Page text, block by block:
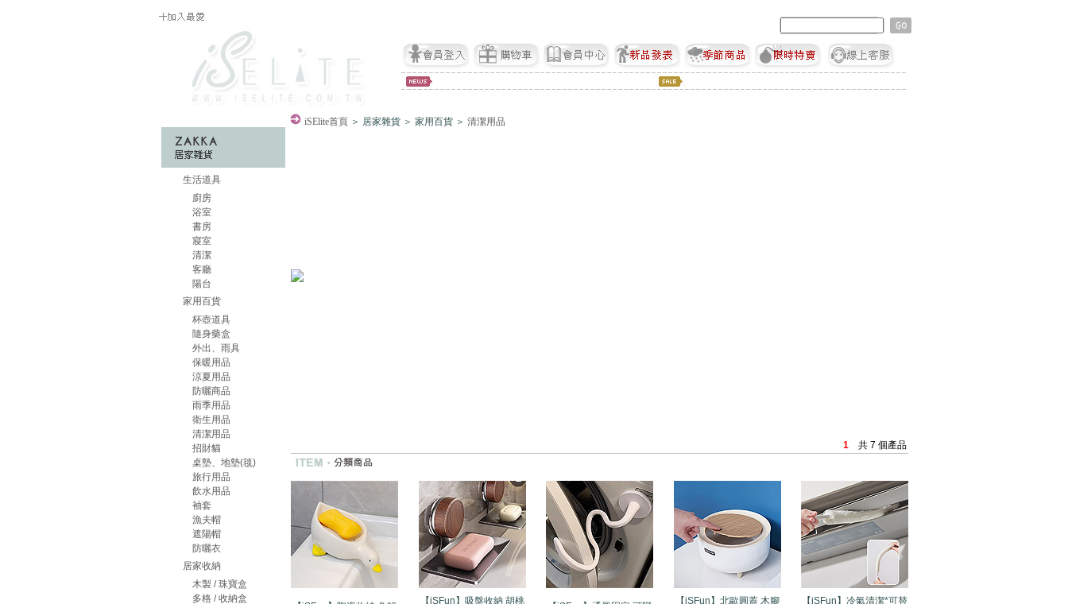
生活道具
廚房
浴室
書房
寢室
清潔
客廳
陽台
家用百貨
杯壺道具
隨身藥盒
外出、雨具
保暖用品
涼夏用品
防曬商品
雨季用品
衛生用品
清潔用品
招財貓
桌墊、地墊(毯)
旅行用品
飲水用品
袖套
漁夫帽
遮陽帽
防曬衣
居家收納
木製 / 珠寶盒
多格 / 收納盒
iSElite首頁 ＞ 居家雜貨 ＞ 家用百貨 ＞ 清潔用品
1 共 7 個產品
【iSFun】吸盤收納 胡桃
【iSFun】北歐圓蓋 木腳
【iSFun】冷氣清潔*可替